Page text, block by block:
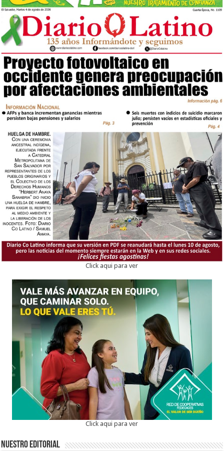
Click aqui para ver
Click aqui para ver
Nuestro Editorial